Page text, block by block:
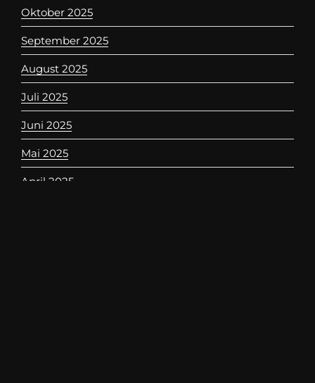
Oktober 2025
September 2025
August 2025
Juli 2025
Juni 2025
Mai 2025
April 2025